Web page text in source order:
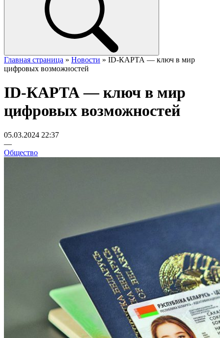
Главная страница » Новости » ID-КАРТА — ключ в мир
цифровых возможностей
ID-КАРТА — ключ в мир
цифровых возможностей
05.03.2024 22:37
—
Общество